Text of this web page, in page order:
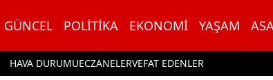
GÜNCEL POLITIKA EKONOMI YAŞAM
HAVA DURUMUECZANELERVEFAT EDENLER